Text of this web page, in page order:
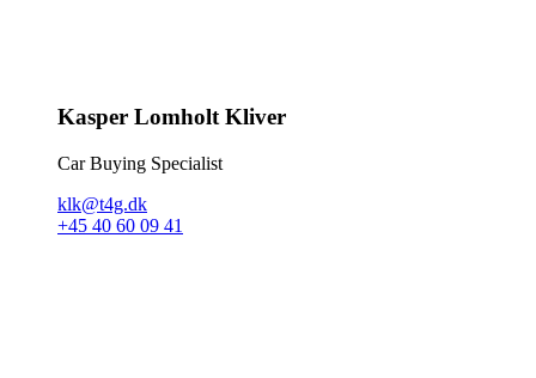
Kasper Lomholt Kliver
Car Buying Specialist
klk@t4g.dk
+45 40 60 09 41